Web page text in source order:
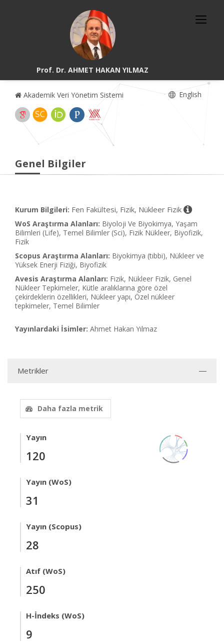
Prof. Dr. AHMET HAKAN YILMAZ
Akademik Veri Yönetim Sistemi English
Genel Bilgiler
Kurum Bilgileri: Fen Fakültesi, Fizik, Nükleer Fizik
WoS Araştırma Alanları: Biyoloji Ve Biyokimya, Yaşam
Bilimleri (Life), Temel Bilimler (Sci), Fizik Nükleer, Biyofizik,
Fizik
Scopus Araştırma Alanları: Biyokimya (tıbbi), Nükleer ve
Yüksek Enerji Fiziği, Biyofizik
Avesis Araştırma Alanları: Fizik, Nükleer Fizik, Genel
Nükleer Tepkimeler, Kütle aralıklarına göre özel
çekirdeklerin özellikleri, Nükleer yapı, Özel nükleer
tepkimeler, Temel Bilimler
Yayınlardaki İsimler: Ahmet Hakan Yılmaz
Metrikler
Daha fazla metrik
Yayın
120
Yayın (WoS)
31
Yayın (Scopus)
28
Atıf (WoS)
250
H-İndeks (WoS)
9